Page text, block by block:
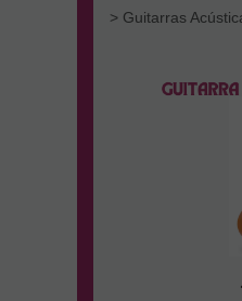
> Guitarras